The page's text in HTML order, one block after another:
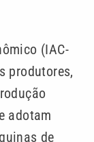
(IAC-
produtores,
adotam
de